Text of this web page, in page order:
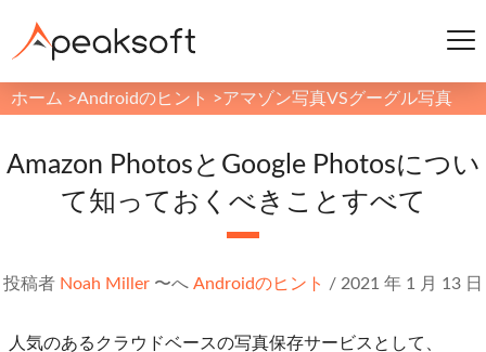
ホーム >Androidのヒント >アマゾン写真VSグーグル写真
Amazon PhotosとGoogle Photosについ
て知っておくべきことすべて
投稿者 Noah Miller 〜へ Androidのヒント / 2021 年 1 月 13 日
人気のあるクラウドベースの写真保存サービスとして、